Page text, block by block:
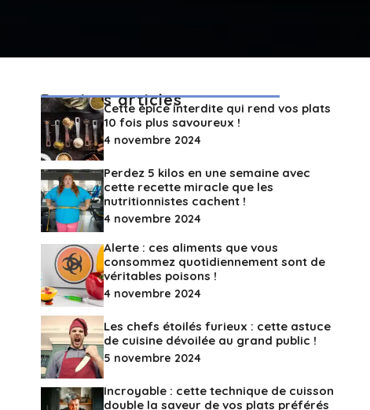
Derniers articles
Cette épice interdite qui rend vos plats
10 fois plus savoureux !
4 novembre 2024
Perdez 5 kilos en une semaine avec
cette recette miracle que les
nutritionnistes cachent !
4 novembre 2024
Alerte : ces aliments que vous
consommez quotidiennement sont de
véritables poisons !
4 novembre 2024
Les chefs étoilés furieux : cette astuce
de cuisine dévoilée au grand public !
5 novembre 2024
Incroyable : cette technique de cuisson
double la saveur de vos plats préférés